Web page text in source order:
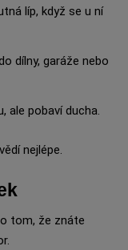
líp, když se u ní
dílny, garáže nebo
ale pobaví ducha.
nejlépe.
tom, že znáte